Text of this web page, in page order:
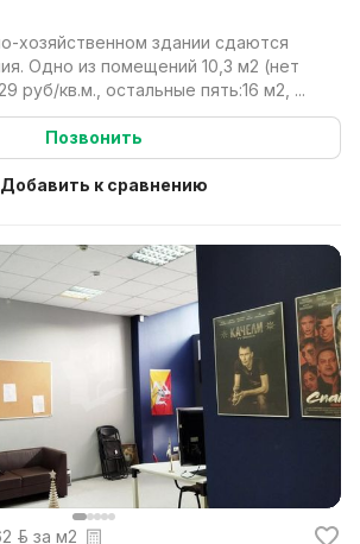
хозяйственном здании сдаются
Одно из помещений 10,3 м2 (нет
руб/кв.м., остальные пять:16 м2, ...
Позвонить
Добавить к сравнению
р. за м2